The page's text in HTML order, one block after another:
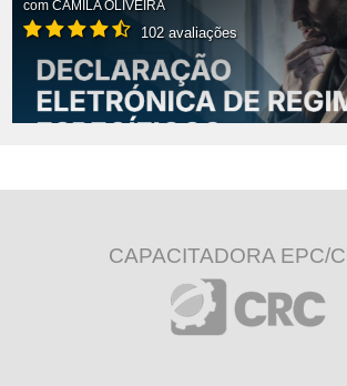
com CAMILA OLIVEIRA
102 avaliações
CAPACITADORA EPC/